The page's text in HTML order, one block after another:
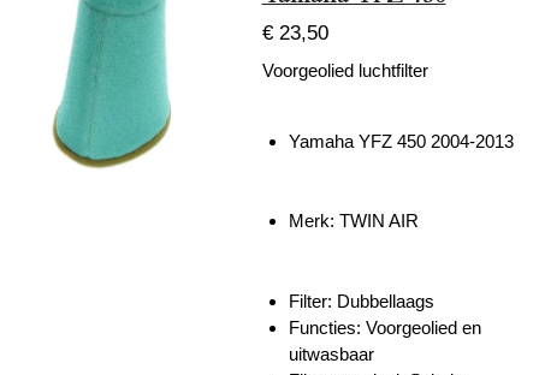
€ 23,50
Voorgeolied luchtfilter
Yamaha YFZ 450 2004-2013
Merk: TWIN AIR
Filter: Dubbellaags
Functies: Voorgeolied en
uitwasbaar